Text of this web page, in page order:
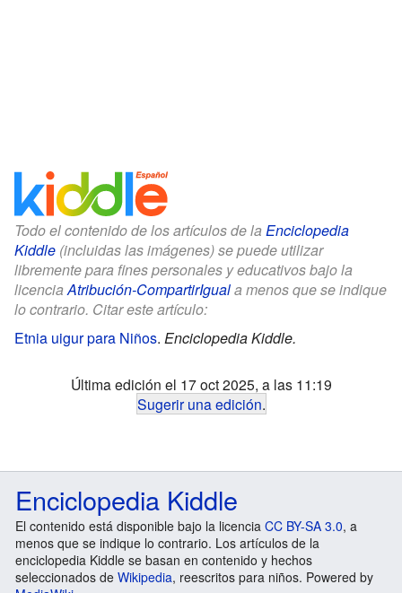
Todo el contenido de los artículos de la Enciclopedia
Kiddle (incluidas las imágenes) se puede utilizar
libremente para fines personales y educativos bajo la
licenciaAtribución-CompartirIguala menos que se indique
lo contrario. Citar este artículo:
Etnia uigur para Niños. Enciclopedia Kiddle.
Última edición el 17 oct 2025, a las 11:19
Sugerir una edición.
Enciclopedia Kiddle
El contenido está disponible bajo la licencia CC BY-SA 3.0, a
menos que se indique lo contrario. Los artículos de la
enciclopedia Kiddle se basan en contenido y hechos
seleccionados de Wikipedia, reescritos para niños. Powered by